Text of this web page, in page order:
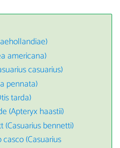
americana)
casuarius)
pennata)
tarda)
(Apteryx haastii)
(Casuarius bennetti)
(Casuarius